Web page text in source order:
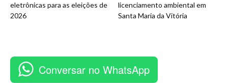
eletrônicas para as eleições de
2026
licenciamento ambiental em
Santa Maria da Vitória
Conversar no WhatsApp